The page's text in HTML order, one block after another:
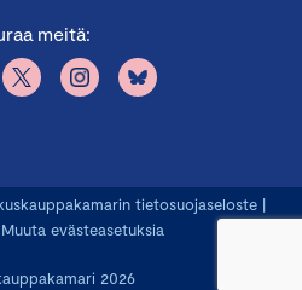
meitä:
2026
tietosuojaseloste |
Muuta evästeasetuksia